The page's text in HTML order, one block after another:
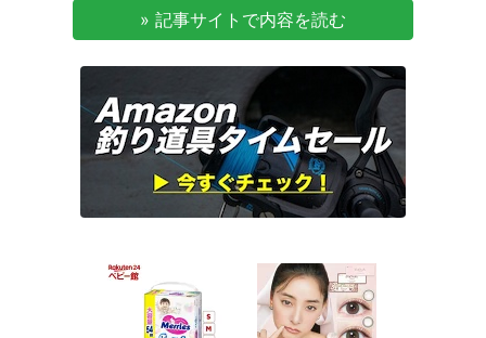
» 記事サイトで内容を読む